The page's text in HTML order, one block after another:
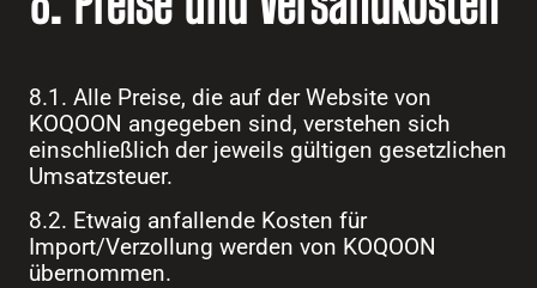
8.1. Alle Preise, die auf der Website von
KOQOON angegeben sind, verstehen sich
einschließlich der jeweils gültigen gesetzlichen
Umsatzsteuer.
8.2. Etwaig anfallende Kosten für
Import/Verzollung werden von KOQOON
übernommen.